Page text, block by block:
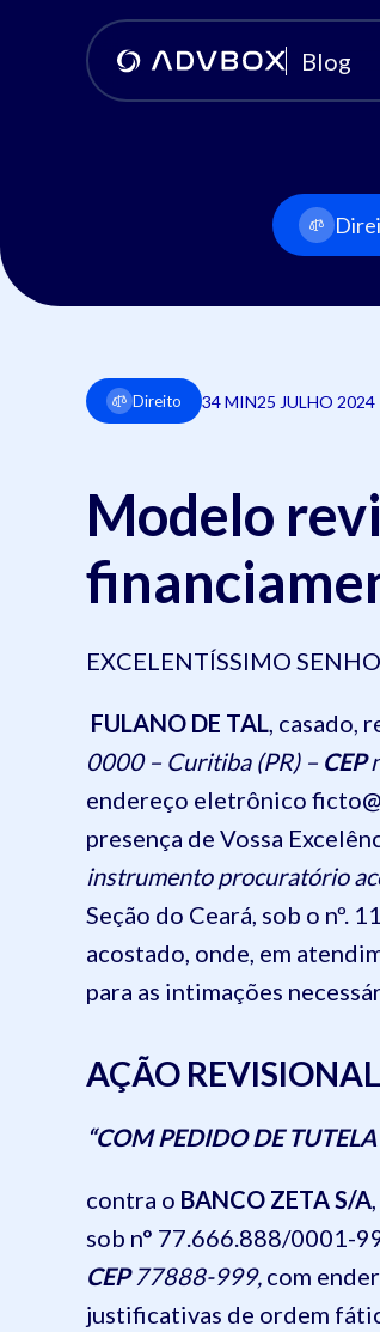
Blog
Direito 34 MIN25 JULHO 2024
Modelo
EXCELENTÍSSIMO
FULANO DE TAL, casado,
0000 – Curitiba (PR) – CEP
endereço eletrônico
presença de Vossa
instrumento procuratório
Seção do Ceará, sob o nº.
acostado, onde, em
para as intimações
AÇÃO REVISIONAL
“COM PEDIDO DE
contra o BANCO ZETA S/A
sob n° 77.666.888/0001-
CEP77888-999, com
justificativas de ordem